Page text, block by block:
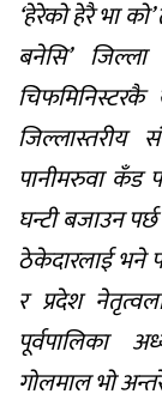
‘हेरेको हेरै भा
बनेसि’
जिल्लास्तरीय
पानीमरुवा कँड
घन्टी बजाउन
ठेकेदारलाई भने
र प्रदेश
पूर्वपालिका
गोलमाल भो